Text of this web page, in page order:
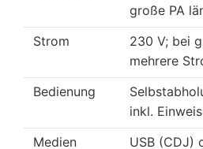
große PA
Strom
230 V; bei
mehrere
Bedienung
inkl.
Medien
USB (CDJ)